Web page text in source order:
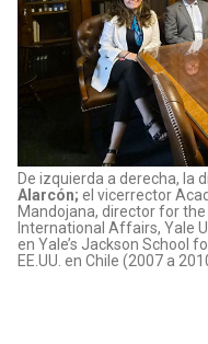
De izquierda a derecha, la
Alarcón; el vicerrector
Mandojana, director for
International Affairs, Yale
en Yale’s Jackson School
EE.UU. en Chile (2007 a